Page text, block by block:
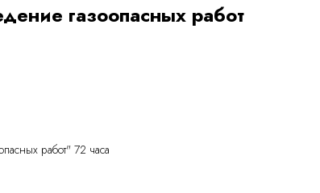
газоопасных работ
работ" 72 часа